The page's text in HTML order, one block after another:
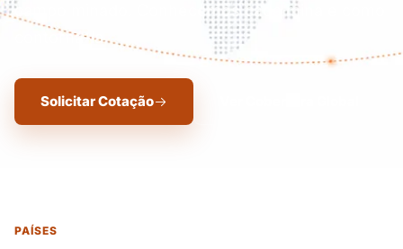
campo minado. Conhecemos cada mina e como
contorná-la.
Solicitar Cotação
PAÍSES